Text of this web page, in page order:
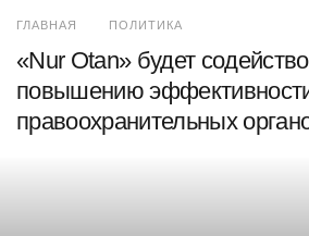
ГЛАВНАЯ ПОЛИТИКА
«Nur Otan» будет
повышению
правоохранительных